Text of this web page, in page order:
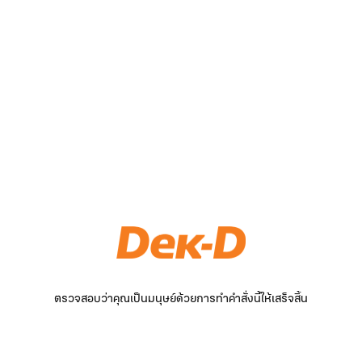
ตรวจสอบว่าคุณเป็นมนุษย์ด้วยการทำคำสั่งนี้ให้เสร็จสิ้น